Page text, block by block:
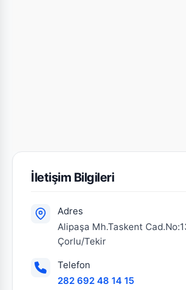
İletişim Bilgileri
Adres
Alipaşa Mh.Taskent
Çorlu/Tekir
Telefon
282 692 48 14 15